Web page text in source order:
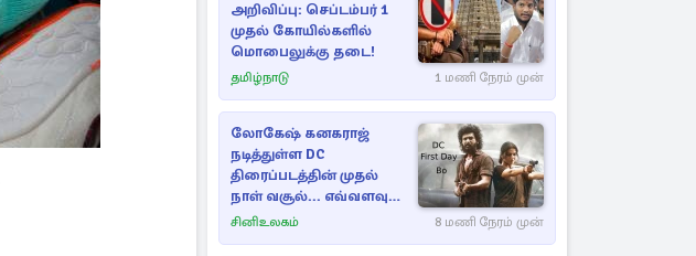
அறிவிப்பு: செப்டம்பர் 1
முதல் கோயில்களில்
மொபைலுக்கு தடை!
தமிழ்நாடு 1 மணி நேரம் முன்
லோகேஷ் கனகராஜ்
நடித்துள்ள DC
திரைப்படத்தின் முதல்
நாள் வசூல்... எவ்வளவு
தெரியுமா?
சினிஉலகம் 8 மணி நேரம் முன்